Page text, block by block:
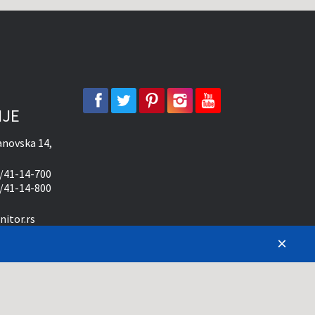
14,
41-14-700
41-14-800
15 časova
facebooktwitter pinterestinstagramyoutube
×